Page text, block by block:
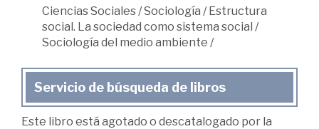
Ciencias Sociales/Sociología /Estructura
social. La sociedad como sistema social /
Sociología del medio ambiente /
Servicio de búsqueda de libros
Este libro está agotado o descatalogado por la